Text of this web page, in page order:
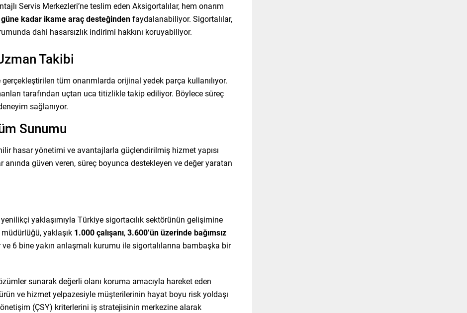
Servis Merkezleri’ne teslim eden Aksigortalılar, hem onarım
kadar ikame araç desteğindenfaydalanabiliyor. Sigortalılar,
dahi hasarsızlık indirimi hakkını koruyabiliyor.
Takibi
tüm onarımlarda orijinal yedek parça kullanılıyor.
tarafından uçtan uca titizlikle takip ediliyor. Böylece süreç
sağlanıyor.
Sunumu
hasar yönetimi ve avantajlarla güçlendirilmiş hizmet yapısı
anında güven veren, süreç boyunca destekleyen ve değer yaratan
yaklaşımıyla Türkiye sigortacılık sektörünün gelişimine
yaklaşık 1.000 çalışanı,3.600’ün üzerinde bağımsız
6 bine yakın anlaşmalı kurumu ile sigortalılarına bambaşka bir
sunarak değerli olanı koruma amacıyla hareket eden
ve hizmet yelpazesiyle müşterilerinin hayat boyu risk yoldaşı
(ÇSY) kriterlerini iş stratejisinin merkezine alarak